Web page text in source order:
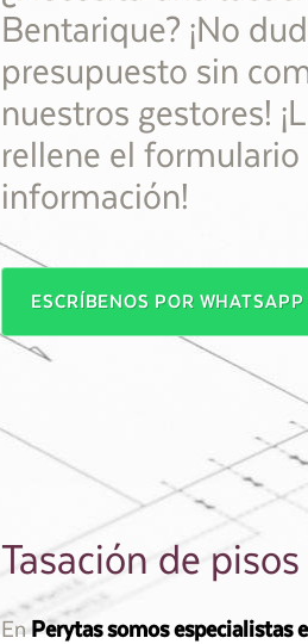
Bentarique? ¡No
presupuesto sin
nuestros gestores!
rellene el
información!
ESCRÍBENOS POR WHATSAPP
Tasación de
EnPerytassomos especialistas